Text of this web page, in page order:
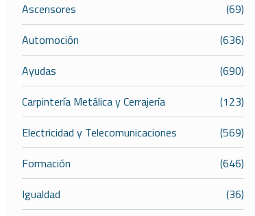
Ascensores
(69)
Automoción
(636)
Ayudas
(690)
Carpintería Metálica y Cerrajería
(123)
Electricidad y Telecomunicaciones
(569)
Formación
(646)
Igualdad
(36)